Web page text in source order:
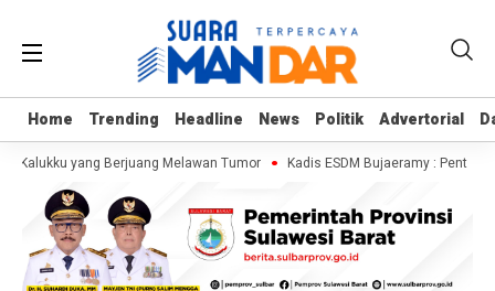
Home Trending Headline News Politik Advertorial
Home Trending Headline News Politik Advertorial
Kalukku yang Berjuang Melawan Tumor Kadis ESDM Bujaeramy :